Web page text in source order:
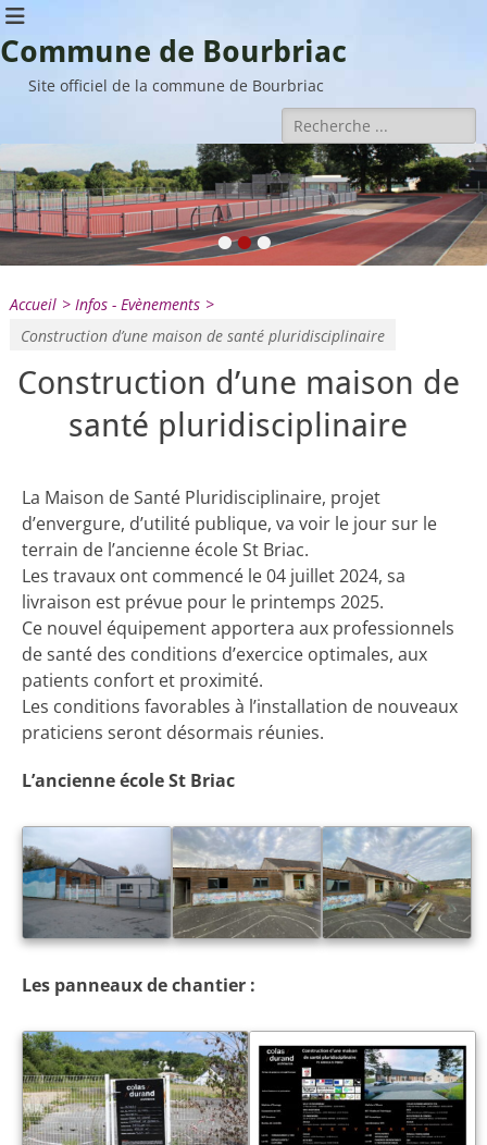
Commune de Bourbriac
Site officiel de la commune de Bourbriac
Rechercher :
•••
Accueil > Infos - Evènements >
Construction d’une maison de santé pluridisciplinaire
Construction d’une maison de
santé pluridisciplinaire
La Maison de Santé Pluridisciplinaire, projet
d’envergure, d’utilité publique, va voir le jour sur le
terrain de l’ancienne école St Briac.
Les travaux ont commencé le 04 juillet 2024, sa
livraison est prévue pour le printemps 2025.
Ce nouvel équipement apportera aux professionnels
de santé des conditions d’exercice optimales, aux
patients confort et proximité.
Les conditions favorables à l’installation de nouveaux
praticiens seront désormais réunies.
L’ancienne école St Briac
Les panneaux de chantier :